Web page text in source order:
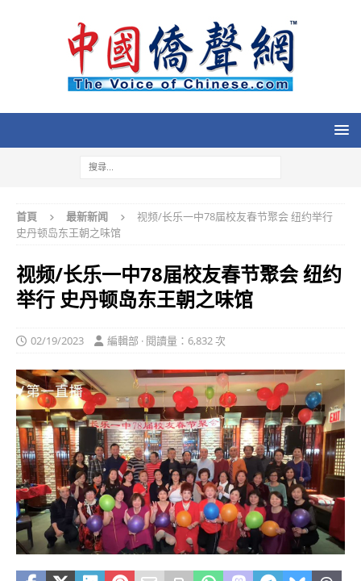
首頁 最新新闻
视频/长乐一中78届校友春节聚会 纽约举行
史丹顿岛东王朝之味馆
视频/长乐一中78届校友春节聚会 纽约
举行 史丹顿岛东王朝之味馆
02/19/2023 編輯部 · 閱讀量：6,832 次